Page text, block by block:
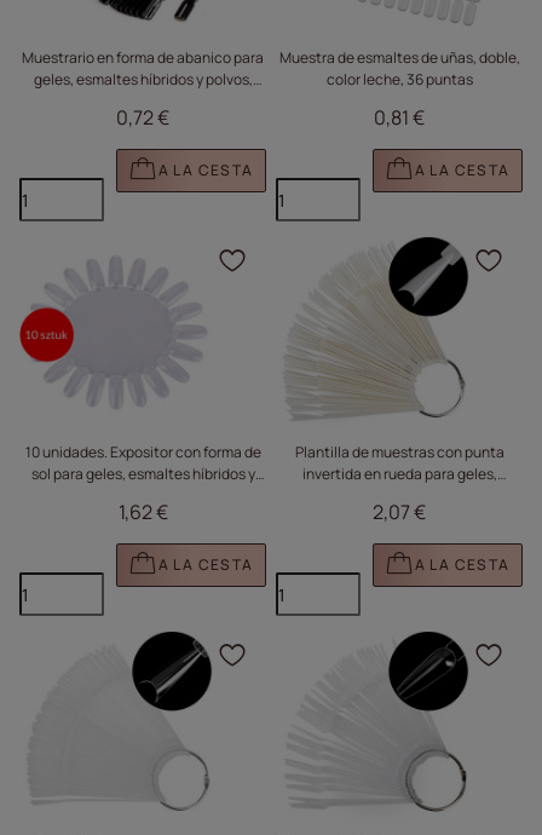
Muestrario en forma de abanico para
geles, esmaltes híbridos y polvos,
0,72 €
A LA CESTA
Muestra de esmaltes de uñas, doble,
color leche, 36 puntas
0,81 €
A LA CESTA
10 unidades. Expositor con forma de
sol para geles, esmaltes híbridos y
1,62 €
A LA CESTA
Haga clic para añadir
Plantilla de muestras con punta
invertida en rueda para geles,
leche, 50 unidades
2,07 €
A LA CESTA
Haga clic para añadir